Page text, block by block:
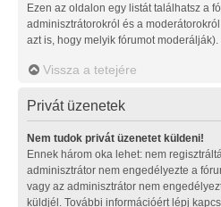
Ezen az oldalon egy listát találhatsz a
adminisztrátorokról és a
azt is, hogy melyik fórumot moderálják).
Vissza a tetejére
Privát üzenetek
Nem tudok privát üzenetet küldeni!
Ennek három oka lehet: nem
adminisztrátor nem engedélyezte a
vagy az adminisztrátor nem
küldjél. További információért lépj